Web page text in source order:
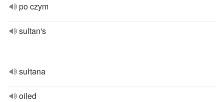
po czym
sultan's
sułtana
oiled